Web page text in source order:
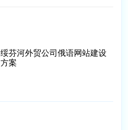
绥芬河外贸公司俄语网站建设
方案